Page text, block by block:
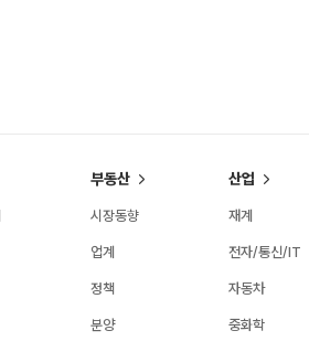
부동산
시장동향
업계
정책
분양
산업
재계
전자/통신/IT
자동차
중화학